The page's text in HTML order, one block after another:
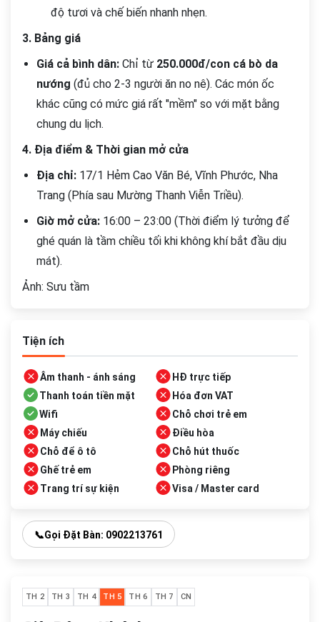
độ tươi và chế biến nhanh nhẹn.
3. Bảng giá
Giá cả bình dân: Chỉ từ 250.000đ/con cá bò da
nướng (đủ cho 2-3 người ăn no nê). Các món ốc
khác cũng có mức giá rất "mềm" so với mặt bằng
chung du lịch.
4. Địa điểm & Thời gian mở cửa
Địa chỉ: 17/1 Hẻm Cao Văn Bé, Vĩnh Phước, Nha
Trang (Phía sau Mường Thanh Viễn Triều).
Giờ mở cửa: 16:00 – 23:00 (Thời điểm lý tưởng để
ghé quán là tầm chiều tối khi không khí bắt đầu dịu
mát).
Ảnh: Sưu tầm
Tiện ích
Âm thanh - ánh sáng
HĐ trực tiếp
Thanh toán tiền mặt
Hóa đơn VAT
Wifi
Chỗ chơi trẻ em
Máy chiếu
Điều hòa
Chỗ để ô tô
Chỗ hút thuốc
Ghế trẻ em
Phòng riêng
Trang trí sự kiện
Visa / Master card
📞Gọi Đặt Bàn: 0902213761
TH 2 TH 3 TH 4 TH 5 TH 6 TH 7 CN